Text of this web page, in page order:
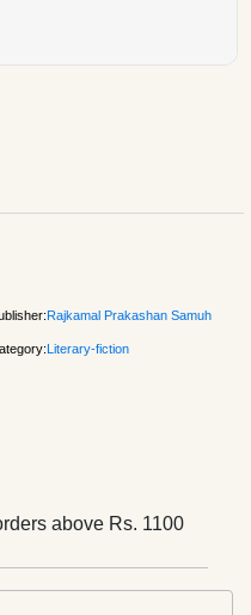
Rajkamal Prakashan Samuh
Literary-fiction
above Rs. 1100